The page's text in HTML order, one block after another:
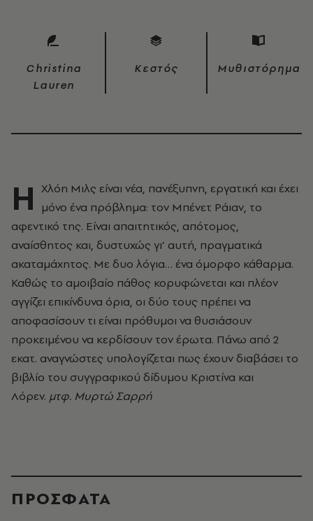
Christina
Lauren
Κεστός Μυθιστόρημα
Η Χλόη Μιλς είναι νέα, πανέξυπνη, εργατική και έχει
μόνο ένα πρόβλημα: τον Μπένετ Ράιαν, το
αφεντικό της. Είναι απαιτητικός, απότομος,
αναίσθητος και, δυστυχώς γι’ αυτή, πραγματικά
ακαταμάχητος. Με δυο λόγια… ένα όμορφο κάθαρμα.
Καθώς το αμοιβαίο πάθος κορυφώνεται και πλέον
αγγίζει επικίνδυνα όρια, οι δύο τους πρέπει να
αποφασίσουν τι είναι πρόθυμοι να θυσιάσουν
προκειμένου να κερδίσουν τον έρωτα. Πάνω από 2
εκατ. αναγνώστες υπολογίζεται πως έχουν διαβάσει το
βιβλίο του συγγραφικού δίδυμου Κριστίνα και
Λόρεν. μτφ. Μυρτώ Σαρρή
ΠΡΟΣΦΑΤΑ